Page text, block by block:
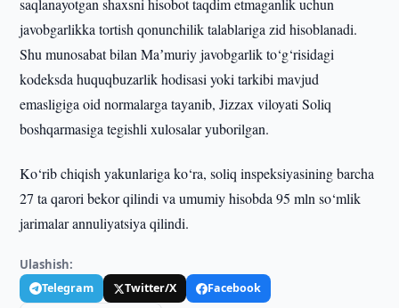
saqlanayotgan shaxsni hisobot taqdim etmaganlik uchun
javobgarlikka tortish qonunchilik talablariga zid hisoblanadi.
Shu munosabat bilan Maʼmuriy javobgarlik to‘g‘risidagi
kodeksda huquqbuzarlik hodisasi yoki tarkibi mavjud
emasligiga oid normalarga tayanib, Jizzax viloyati Soliq
boshqarmasiga tegishli xulosalar yuborilgan.
Ko‘rib chiqish yakunlariga ko‘ra, soliq inspeksiyasining barcha
27 ta qarori bekor qilindi va umumiy hisobda 95 mln so‘mlik
jarimalar annuliyatsiya qilindi.
Ulashish:
Telegram Twitter/X
Facebook